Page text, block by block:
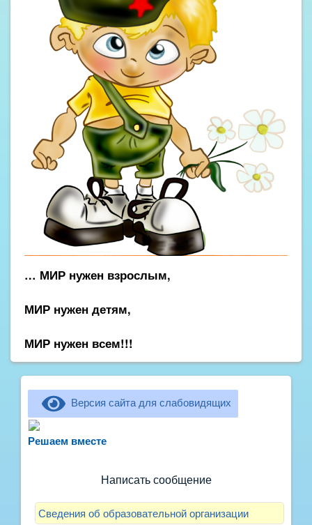
… МИР нужен взрослым,
МИР нужен детям,
МИР нужен всем!!!
Версия сайта для слабовидящих
Решаем вместерассказать о воспитателях? Знаете, как
Написать сообщение
Сведения об образовательной организации